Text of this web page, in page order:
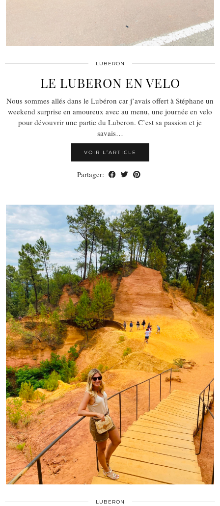
LUBERON
LE LUBERON EN VELO
Nous sommes allés dans le Lubéron car j’avais offert à Stéphane un
weekend surprise en amoureux avec au menu, une journée en velo
pour dévouvrir une partie du Luberon. C’est sa passion et je
savais…
VOIR L’ARTICLE
Partager:
LUBERON